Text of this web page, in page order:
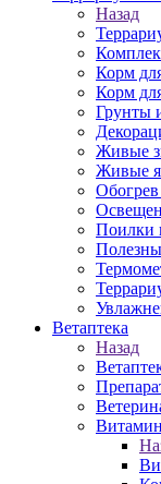
Назад
Корм
Корм
Грунты
Живые
Живые
Обогрев
Поилки
Ветаптека
Назад